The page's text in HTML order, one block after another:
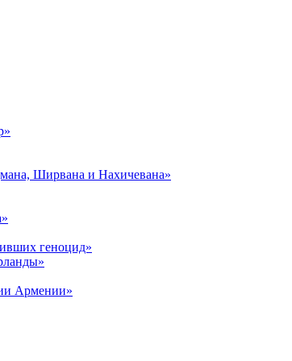
Ширвана и Нахичевана»
геноцид»
Армении»